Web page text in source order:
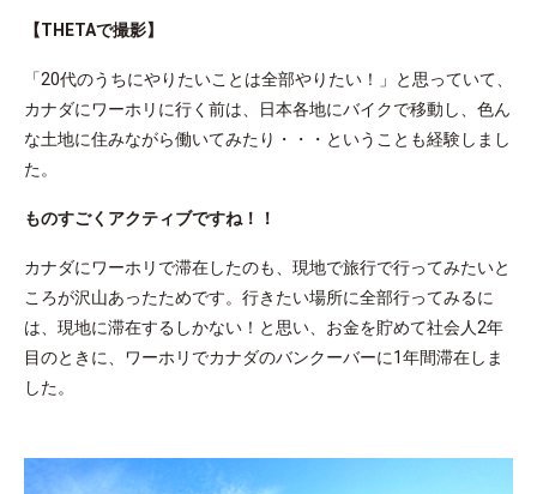
【THETAで撮影】
「20代のうちにやりたいことは全部やりたい！」と思っていて、
カナダにワーホリに行く前は、日本各地にバイクで移動し、色ん
な土地に住みながら働いてみたり・・・ということも経験しまし
た。
ものすごくアクティブですね！！
カナダにワーホリで滞在したのも、現地で旅行で行ってみたいと
ころが沢山あったためです。行きたい場所に全部行ってみるに
は、現地に滞在するしかない！と思い、お金を貯めて社会人2年
目のときに、ワーホリでカナダのバンクーバーに1年間滞在しま
した。